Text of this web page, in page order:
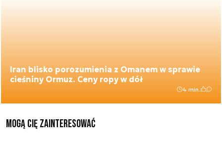
Iran blisko porozumienia z Omanem w sprawie
cieśniny Ormuz. Ceny ropy w dół
4 min.
Mogą Cię zainteresować